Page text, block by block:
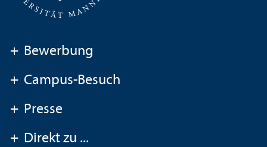
+ Bewerbung
+ Campus-Besuch
+ Presse
+ Direkt zu ...